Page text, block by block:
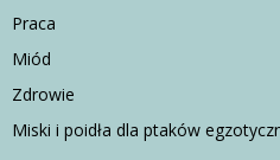
Praca
Miód
Zdrowie
Miski i poidła dla ptaków